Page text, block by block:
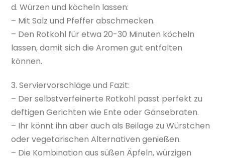
d. Würzen und köcheln lassen:
– Mit Salz und Pfeffer abschmecken.
– Den Rotkohl für etwa 20-30 Minuten köcheln
lassen, damit sich die Aromen gut entfalten
können.
3. Serviervorschläge und Fazit:
– Der selbstverfeinerte Rotkohl passt perfekt zu
deftigen Gerichten wie Ente oder Gänsebraten.
– Ihr könnt ihn aber auch als Beilage zu Würstchen
oder vegetarischen Alternativen genießen.
– Die Kombination aus süßen Äpfeln, würzigen